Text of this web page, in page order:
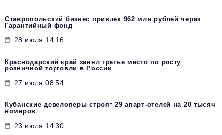
Ставропольский бизнес привлек 962 млн рублей через
Гарантийный фонд
28 июля 14:16
Краснодарский край занял третье место по росту
розничной торговли в России
27 июля 08:54
Кубанские девелоперы строят 29 апарт-отелей на 20 тысяч
номеров
23 июля 14:30